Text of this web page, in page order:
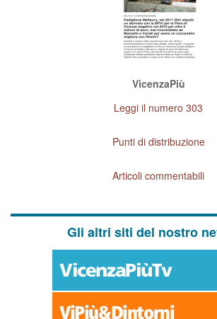
VicenzaPiù
Leggi il numero 303
Punti di distribuzione
Articoli commentabili
Gli altri siti del nostro